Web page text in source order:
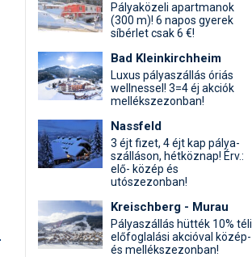
Pályaközeli apartmanok
(300 m)! 6 napos gyerek
síbérlet csak 6 €!
Bad Kleinkirchheim
Luxus pályaszállás óriás
wellnessel! 3=4 éj akciók
mellékszezonban!
Nassfeld
3 éjt fizet, 4 éjt kap pálya-
szálláson, hétköznap! Érv.:
elő- közép és
utószezonban!
Kreischberg - Murau
Pályaszállás hütték 10% téli
előfoglalási akcióval közép-
és mellékszezonban!